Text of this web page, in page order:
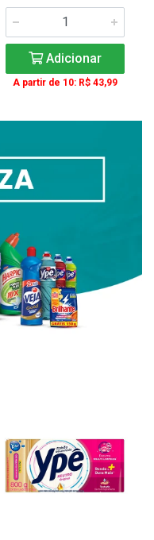
Adicionar
A partir de 10: R$ 43,99